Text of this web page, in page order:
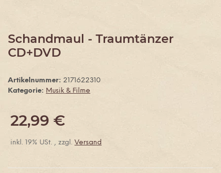
Schandmaul - Traumtänzer
CD+DVD
Artikelnummer: 2171622310
Kategorie: Musik & Filme
22,99 €
inkl. 19% USt. , zzgl. Versand